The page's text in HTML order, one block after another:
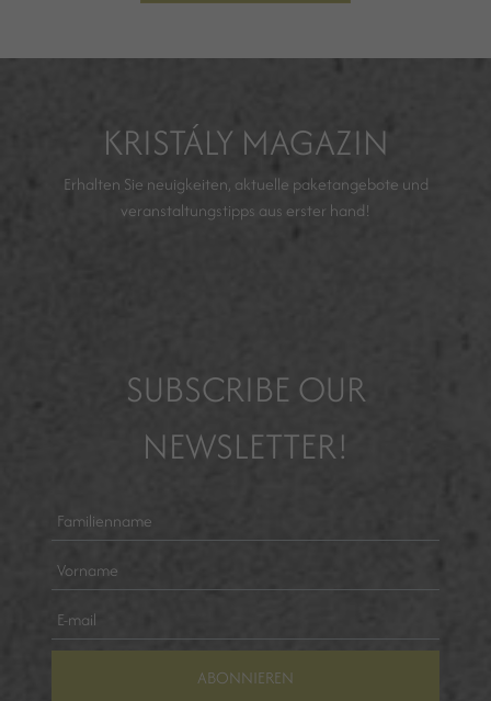
KRISTÁLY MAGAZIN
Erhalten Sie neuigkeiten, aktuelle paketangebote und
veranstaltungstipps aus erster hand!
SUBSCRIBE OUR
NEWSLETTER!
ABONNIEREN